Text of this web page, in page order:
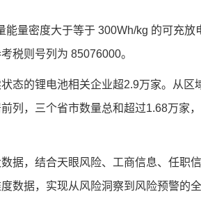
量密度大于等于 300Wh/kg 的可充放
税则号列为 85076000。
态的锂电池相关企业超2.9万家。从区
列，三个省市数量总和超过1.68万家
据，结合天眼风险、工商信息、任职
数据，实现从风险洞察到风险预警的全